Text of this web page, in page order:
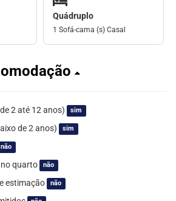
Quádruplo
1 Sofá-cama (s) Casal
2 até 12 anos) sim
de 2 anos) sim
não
quarto não
estimação não